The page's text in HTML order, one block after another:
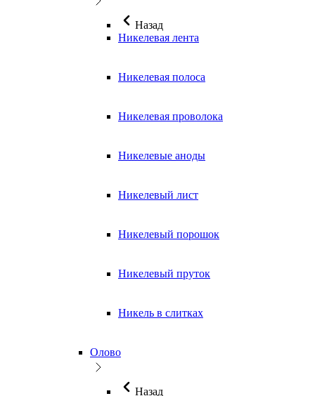
Назад
Никелевая лента
Никелевая полоса
Никелевая проволока
Никелевые аноды
Никелевый лист
Никелевый порошок
Никелевый пруток
Никель в слитках
Олово
Назад